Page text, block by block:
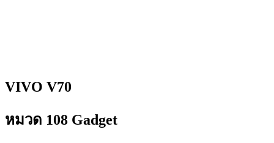
VIVO V70
หมวด 108 Gadget